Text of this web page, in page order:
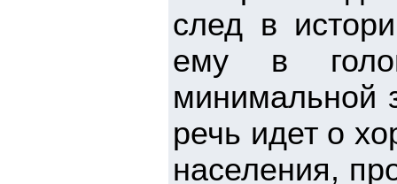
след в
ему в
минимальной
речь идет о
населения,